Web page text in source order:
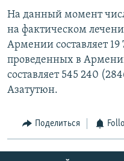
На данный момент
на фактическом
Армении составляет 19
проведенных в
составляет 545 240
Азатутюн.
Поделиться